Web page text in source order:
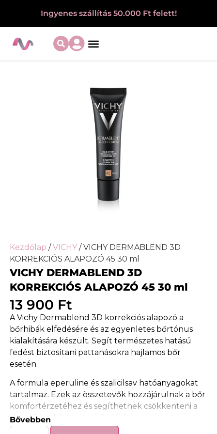
Ingyenes szállítás 50.000 Ft felett!
Kezdőlap /VICHY / VICHY DERMABLEND 3D
KORREKCIÓS ALAPOZÓ 45 30 ml
VICHY DERMABLEND 3D
KORREKCIÓS ALAPOZÓ 45 30 ml
13 900 Ft
A Vichy Dermablend 3D korrekciós alapozó a
bőrhibák elfedésére és az egyenletes bőrtónus
kialakítására készült. Segít természetes hatású
fedést biztosítani pattanásokra hajlamos bőr
esetén.
A formula eperuline és szalicilsav hatóanyagokat
tartalmaz. Ezek az összetevők hozzájárulnak a bőr
komfortérzetéhez és segíthetnek csökkenteni a
látható bőrhibák megjelenését.
Bővebben